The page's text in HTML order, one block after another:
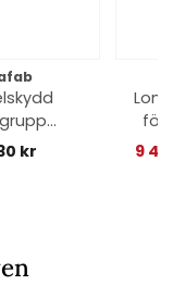
cm,
kr
220-
9